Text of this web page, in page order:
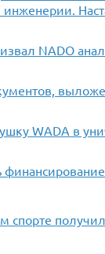
NADO
WADA в
спорте